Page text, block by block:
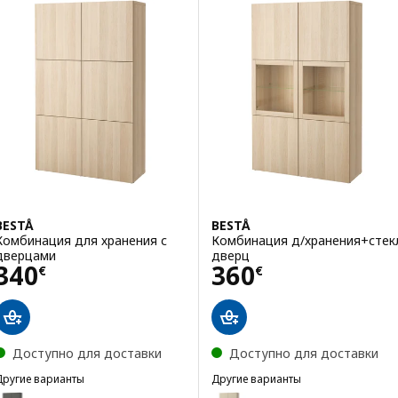
для хранения с
€ 340€
Доступно для доставки
варианты
BESTÅ
Комбинация д/
дверц
360€
Цена 360€
Доступно для доставки
Другие варианты
BESTÅ